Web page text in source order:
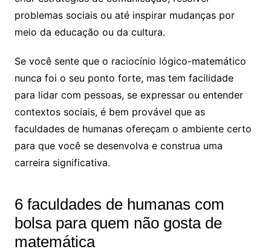
problemas sociais ou até inspirar mudanças por
meio da educação ou da cultura.
Se você sente que o raciocínio lógico-matemático
nunca foi o seu ponto forte, mas tem facilidade
para lidar com pessoas, se expressar ou entender
contextos sociais, é bem provável que as
faculdades de humanas ofereçam o ambiente certo
para que você se desenvolva e construa uma
carreira significativa.
6 faculdades de humanas com
bolsa para quem não gosta de
matemática